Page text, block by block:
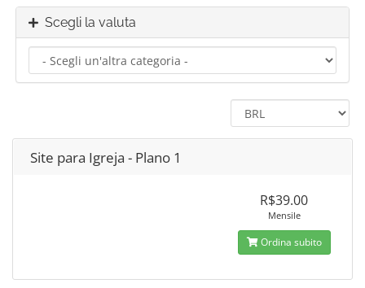
Scegli la valuta
Site para Igreja - Plano 1
R$39.00
Mensile
Ordina subito